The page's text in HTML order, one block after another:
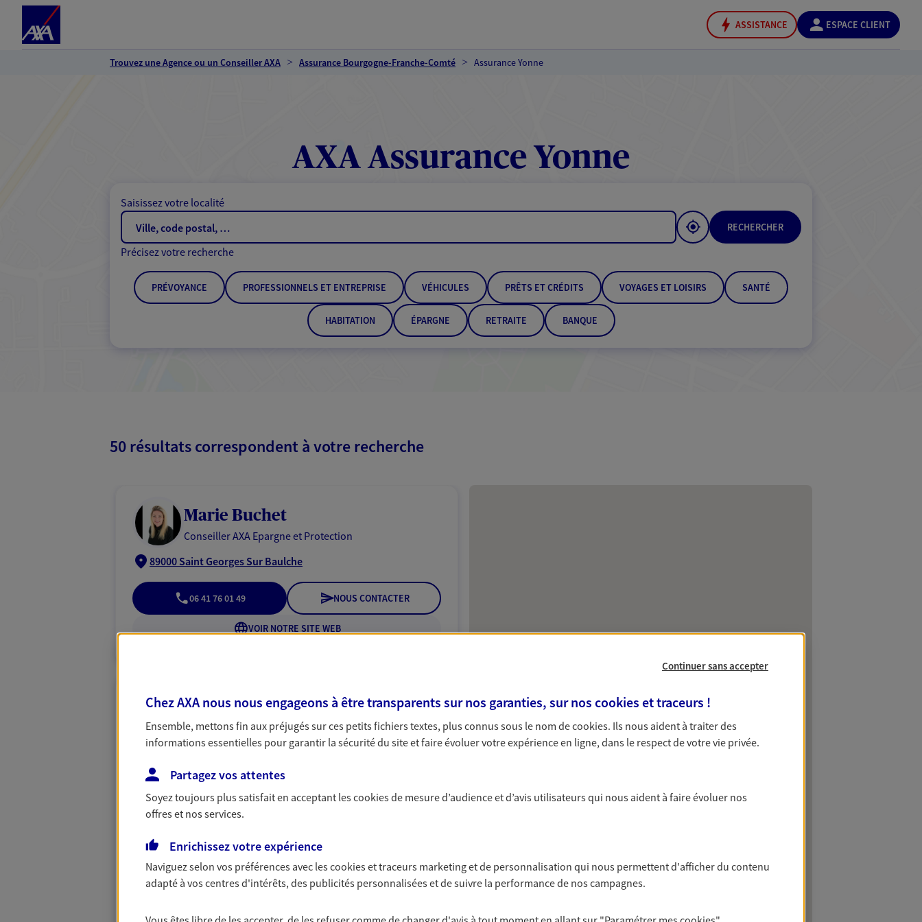
ASSISTANCE ESPACE CLIENT
Trouvez une Agence ou un Conseiller AXA Assurance Bourgogne-Franche-Comté Assurance Yonne
AXA Assurance Yonne
Saisissez votre localité
RECHERCHER
Précisez votre recherche
PRÉVOYANCE PROFESSIONNELS ET ENTREPRISE VÉHICULES PRÊTS ET CRÉDITS VOYAGES ET LOISIRS SANTÉ
HABITATION ÉPARGNE RETRAITE BANQUE
50 résultats correspondent à votre recherche
Marie Buchet
Conseiller AXA Epargne et Protection
89000 Saint Georges Sur Baulche
06 41 76 01 49 NOUS CONTACTER
VOIR NOTRE SITE WEB
Hebert Et Bonningues
Agents Généraux d'assurance exclusif AXA France
21 Av Charles De Gaulle, 89000 Auxerre
Agence accessible
de 09:00 à 12:30 puis de 13:30 à 18:00
03 86 46 11 11
VOIR NOTRE SITE WEB
BONNINGUES (14005868)
Continuer sans accepter
Chez AXA nous nous engageons à être transparents sur nos garanties, sur nos cookies et traceurs !
Ensemble, mettons fin aux préjugés sur ces petits fichiers textes, plus connus sous le nom decookies. Ils nous aident à traiter des
informations essentielles pour garantir la sécurité du site et faire évoluer votre expérience en ligne, dans le respect de votre vie privée.
Partagez vos attentes
Soyez toujours plus satisfait en acceptant lescookiesde mesure d’audience et d’avis utilisateurs qui nous aident à faire évoluer nos
offres et nos services.
Enrichissez votre expérience
Naviguez selon vos préférences avec lescookies et traceurs marketing et de personnalisation qui nous permettent d'afficher du contenu
adapté à vos centres d'intérêts, des publicités personnalisées et de suivre la performance de nos campagnes.